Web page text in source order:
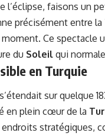
l’éclipse, faisons un
précisément entre la
Ce spectacle
du Soleil qui
en Turquie
sur quelque
en plein cœur de la
stratégiques,